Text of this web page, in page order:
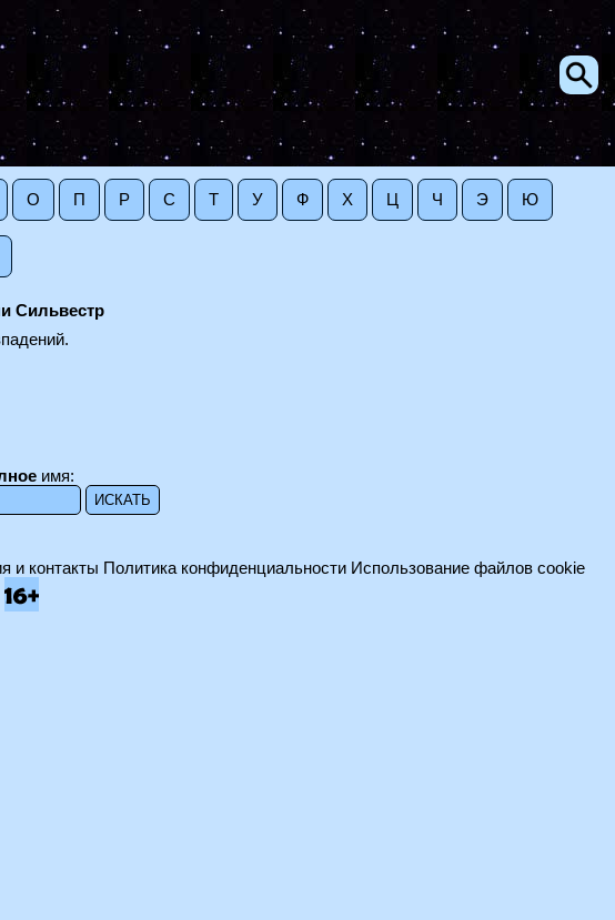
О П Р С Т У Ф Х Ц Ч Э Ю
Сильвестр
имя:
и контакты Политика конфиденциальности Использование файлов cookie